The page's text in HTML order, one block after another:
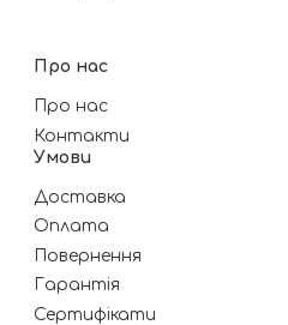
Про нас
Про нас
Контакти
Умови
Доставка
Оплата
Повернення
Гарантія
Сертифікати